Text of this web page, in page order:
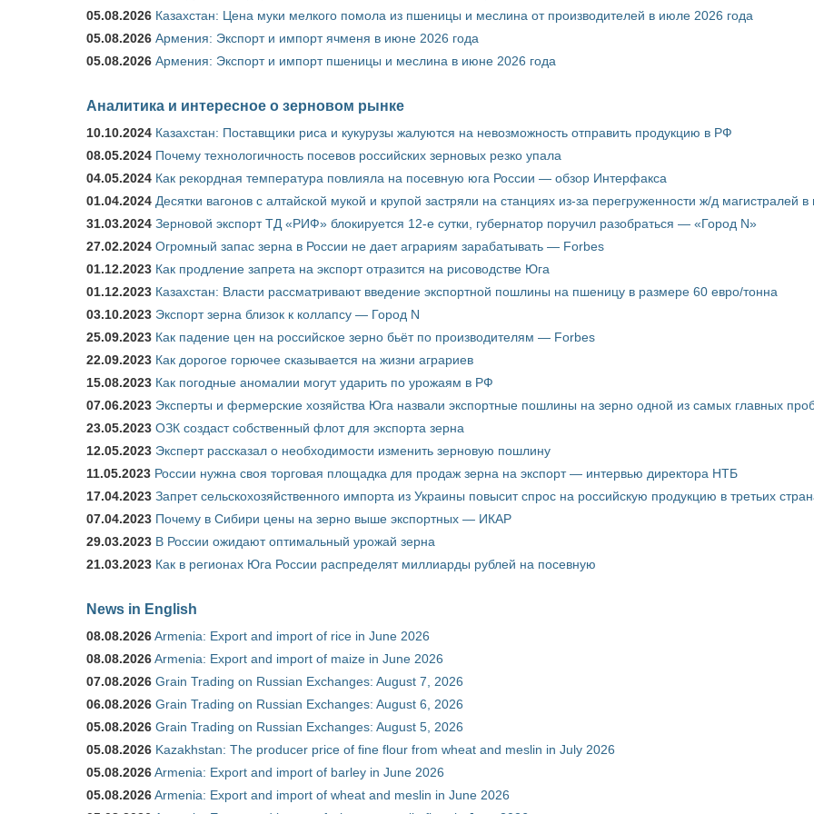
05.08.2026 Казахстан: Цена муки мелкого помола из пшеницы и меслина от производителей в июле 2026 года
05.08.2026 Армения: Экспорт и импорт ячменя в июне 2026 года
05.08.2026 Армения: Экспорт и импорт пшеницы и меслина в июне 2026 года
Аналитика и интересное о зерновом рынке
10.10.2024 Казахстан: Поставщики риса и кукурузы жалуются на невозможность отправить продукцию в РФ
08.05.2024 Почему технологичность посевов российских зерновых резко упала
04.05.2024 Как рекордная температура повлияла на посевную юга России — обзор Интерфакса
01.04.2024 Десятки вагонов с алтайской мукой и крупой застряли на станциях из-за перегруженности ж/д магистралей в
31.03.2024 Зерновой экспорт ТД «РИФ» блокируется 12-е сутки, губернатор поручил разобраться — «Город N»
27.02.2024 Огромный запас зерна в России не дает аграриям зарабатывать — Forbes
01.12.2023 Как продление запрета на экспорт отразится на рисоводстве Юга
01.12.2023 Казахстан: Власти рассматривают введение экспортной пошлины на пшеницу в размере 60 евро/тонна
03.10.2023 Экспорт зерна близок к коллапсу — Город N
25.09.2023 Как падение цен на российское зерно бьёт по производителям — Forbes
22.09.2023 Как дорогое горючее сказывается на жизни аграриев
15.08.2023 Как погодные аномалии могут ударить по урожаям в РФ
07.06.2023 Эксперты и фермерские хозяйства Юга назвали экспортные пошлины на зерно одной из самых главных
23.05.2023 ОЗК создаст собственный флот для экспорта зерна
12.05.2023 Эксперт рассказал о необходимости изменить зерновую пошлину
11.05.2023 России нужна своя торговая площадка для продаж зерна на экспорт — интервью директора НТБ
17.04.2023 Запрет сельскохозяйственного импорта из Украины повысит спрос на российскую продукцию в третьих
07.04.2023 Почему в Сибири цены на зерно выше экспортных — ИКАР
29.03.2023 В России ожидают оптимальный урожай зерна
21.03.2023 Как в регионах Юга России распределят миллиарды рублей на посевную
News in English
08.08.2026Armenia: Export and import of rice in June 2026
08.08.2026Armenia: Export and import of maize in June 2026
07.08.2026 Grain Trading on Russian Exchanges: August 7, 2026
06.08.2026 Grain Trading on Russian Exchanges: August 6, 2026
05.08.2026 Grain Trading on Russian Exchanges: August 5, 2026
05.08.2026 Kazakhstan: The producer price of fine flour from wheat and meslin in July 2026
05.08.2026Armenia: Export and import of barley in June 2026
05.08.2026Armenia: Export and import of wheat and meslin in June 2026